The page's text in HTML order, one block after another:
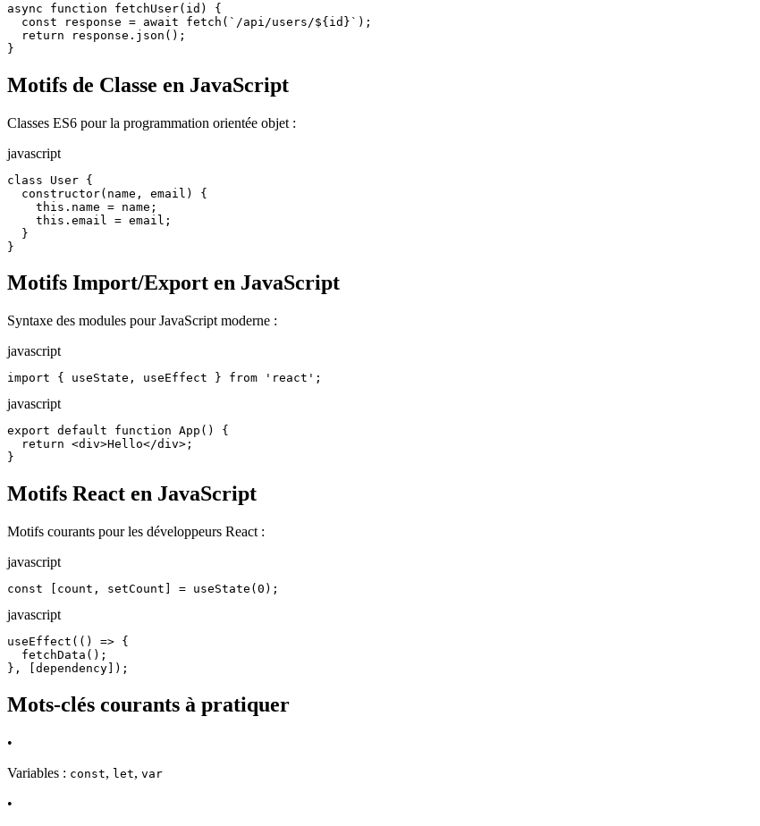
async function fetchUser(id) {
  const response = await fetch(`/api/users/${id}`);
  return response.json();
}
Motifs de Classe en JavaScript
Classes ES6 pour la programmation orientée objet :
javascript
class User {
  constructor(name, email) {
    this.name = name;
    this.email = email;
  }
}
Motifs Import/Export en JavaScript
Syntaxe des modules pour JavaScript moderne :
javascript
import { useState, useEffect } from 'react';
javascript
export default function App() {
  return <div>Hello</div>;
}
Motifs React en JavaScript
Motifs courants pour les développeurs React :
javascript
const [count, setCount] = useState(0);
javascript
useEffect(() => {
  fetchData();
}, [dependency]);
Mots-clés courants à pratiquer
•
Variables : const, let, var
•